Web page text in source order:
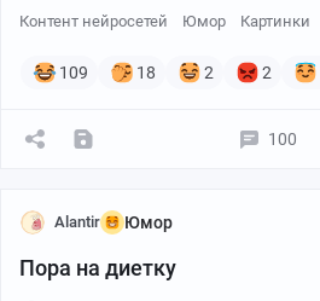
Контент нейросетей Юмор Картинки
109 18 2 2
100
Alantir Юмор
Пора на диетку